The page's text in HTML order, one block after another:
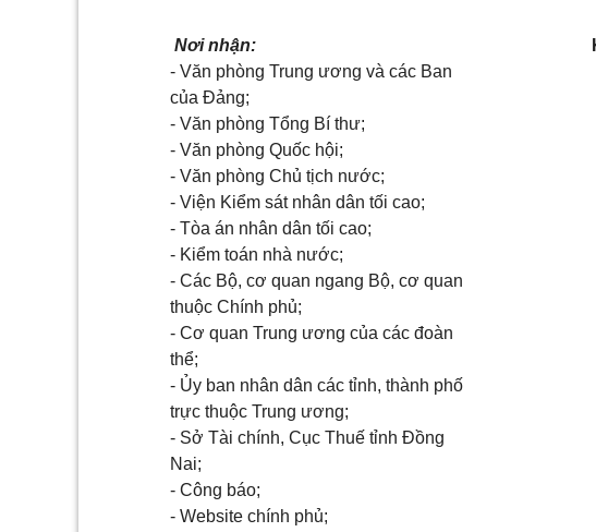
Nơi nhận:
- Văn phòng Trung ương và các Ban
của Đảng;
- Văn phòng Tổng Bí thư;
- Văn phòng Quốc hội;
- Văn phòng Chủ tịch nước;
- Viện Kiểm sát nhân dân tối cao;
- Tòaán nhân dân tối cao;
- Kiểm toán nhà nước;
- Các Bộ, cơ quan ngang Bộ, cơ quan
thuộc Chính phủ;
- Cơ quan Trung ương của các đoàn
thể;
- Ủy ban nhân dân các tỉnh, thành phố
trực thuộc Trung ương;
- Sở Tài chính, Cục Thuế tỉnh Đồng
Nai;
- Công báo;
- Website chính phủ;